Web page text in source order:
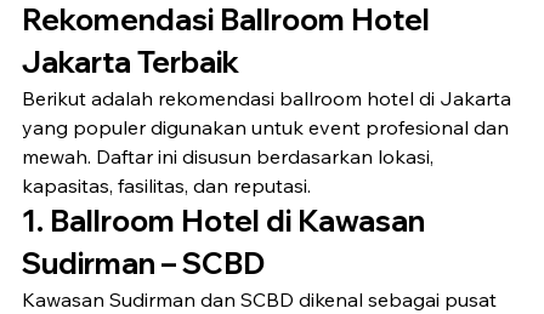
Rekomendasi Ballroom Hotel
Jakarta Terbaik
Berikut adalah rekomendasi ballroom hotel di Jakarta
yang populer digunakan untuk event profesional dan
mewah. Daftar ini disusun berdasarkan lokasi,
kapasitas, fasilitas, dan reputasi.
1. Ballroom Hotel di Kawasan
Sudirman – SCBD
Kawasan Sudirman dan SCBD dikenal sebagai pusat